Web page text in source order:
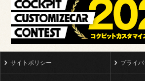
サイトポリシー プライ